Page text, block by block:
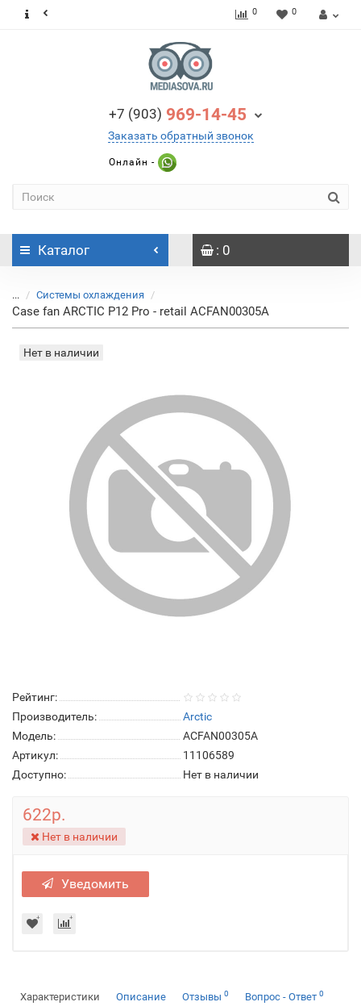
0 0
+7 (903) 969-14-45
Заказать обратный звонок
Онлайн -
Каталог : 0
... Системы охлаждения
Case fan ARCTIC P12 Pro - retail ACFAN00305A
Нет в наличии
Рейтинг:
Производитель:
Arctic
Модель:
ACFAN00305A
Артикул:
11106589
Доступно:
Нет в наличии
622р.
Нет в наличии
Уведомить
Характеристики Описание Отзывы 0 Вопрос - Ответ 0